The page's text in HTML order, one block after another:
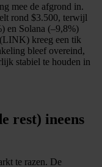
mee de afgrond in.
rond $3.500, terwijl
en Solana (–9,8%)
kreeg een tik
bleef overeind,
stabiel te houden in
rest) ineens
te razen. De